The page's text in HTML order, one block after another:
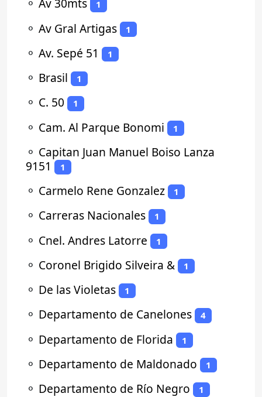
⚬ Av 30mts 1
⚬ Av Gral Artigas 1
⚬ Av. Sepé 51 1
⚬ Brasil 1
⚬ C. 50 1
⚬ Cam. Al Parque Bonomi 1
⚬ Capitan Juan Manuel Boiso Lanza
9151
1
⚬ Carmelo Rene Gonzalez 1
⚬ Carreras Nacionales 1
⚬ Cnel. Andres Latorre 1
⚬ Coronel Brigido Silveira & 1
⚬ De las Violetas 1
⚬ Departamento de Canelones 4
⚬ Departamento de Florida 1
⚬ Departamento de Maldonado 1
⚬ Departamento de Río Negro 1